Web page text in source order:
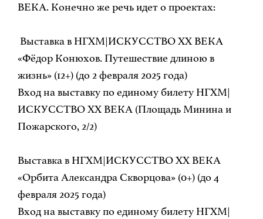
ВЕКА. Конечно же речь идет о проектах:
Выставка в НГХМ|ИСКУССТВО ХХ ВЕКА
«Фёдор Конюхов. Путешествие длиною в
жизнь» (12+) (до 2 февраля 2025 года)
Вход на выставку по единому билету НГХМ|
ИСКУССТВО ХХ ВЕКА (Площадь Минина и
Пожарского, 2/2)
Выставка в НГХМ|ИСКУССТВО ХХ ВЕКА
«Орбита Александра Скворцова» (0+) (до 4
февраля 2025 года)
Вход на выставку по единому билету НГХМ|